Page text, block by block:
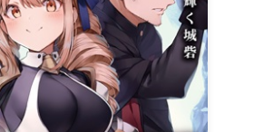
お問い合わせはこちら
オーバーラップノベルス